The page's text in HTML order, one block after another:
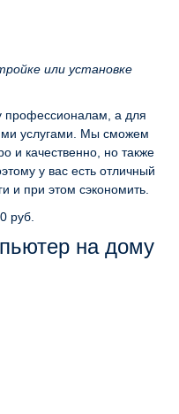
или установке
профессионалам, а для
услугами. Мы сможем
и качественно, но также
у вас есть отличный
и при этом сэкономить.
руб.
на дому